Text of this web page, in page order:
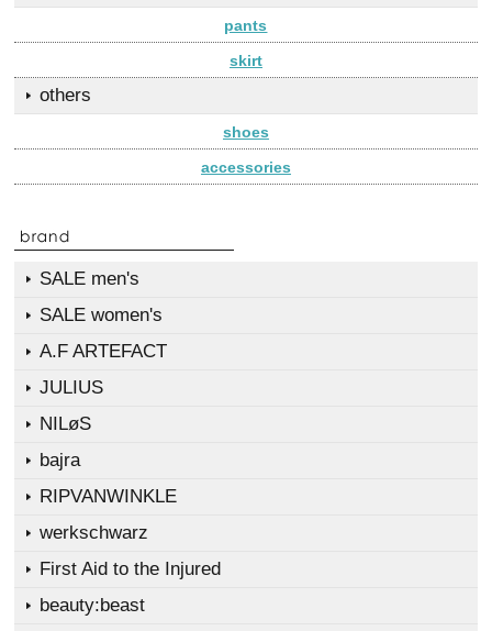
pants
skirt
others
shoes
accessories
SALE men's
SALE women's
A.F ARTEFACT
JULIUS
NILøS
bajra
RIPVANWINKLE
werkschwarz
First Aid to the Injured
beauty:beast